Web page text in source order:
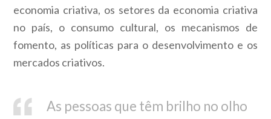
economia criativa, os setores da economia criativa
no país, o consumo cultural, os mecanismos de
fomento, as políticas para o desenvolvimento e os
mercados criativos.
As pessoas que têm brilho no olho